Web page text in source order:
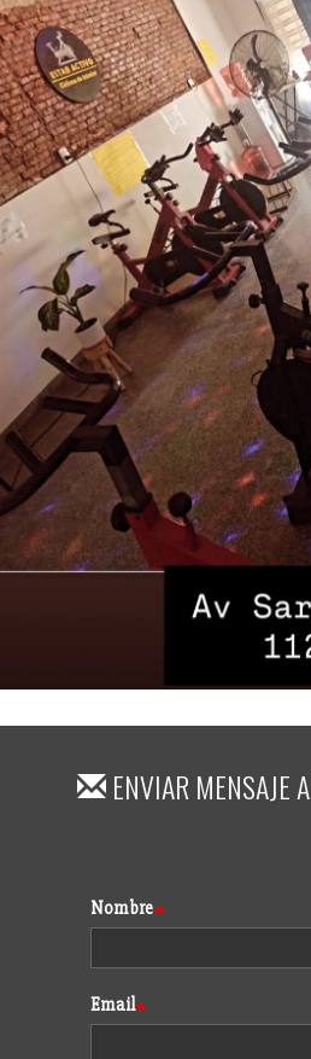
ENVIAR MENSAJE A
Formulario
Nombre
Email